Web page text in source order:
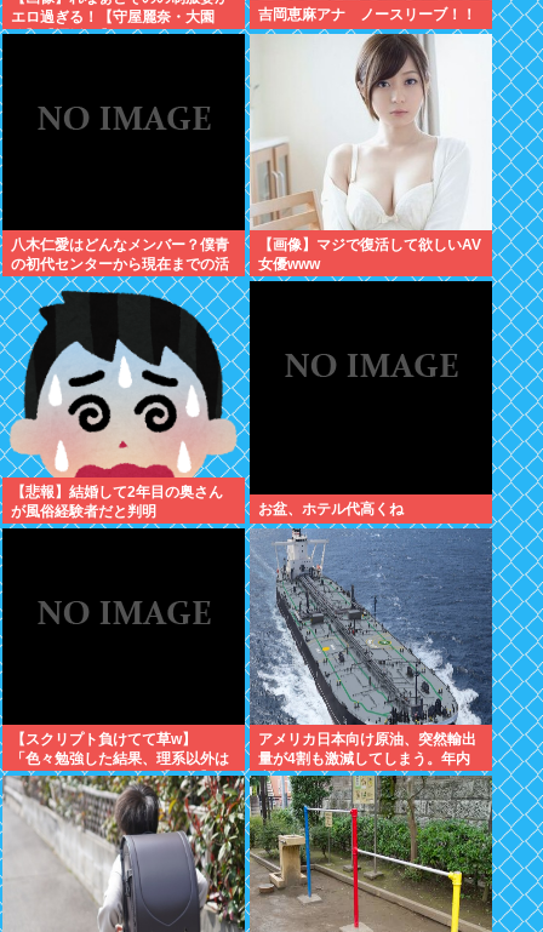
エロ過ぎる！【守屋麗奈・大園
玲】【櫻坂46】
吉岡恵麻アナ ノースリーブ！！
八木仁愛はどんなメンバー？僕青
の初代センターから現在までの活
動を紹介
【画像】マジで復活して欲しいAV
女優www
【悲報】結婚して2年目の奥さん
が風俗経験者だと判明
お盆、ホテル代高くね
【スクリプト負けてて草w】
「色々勉強した結果、理系以外は
エラー品だと気付いた【ガチ】」
について、もっと具体的に話そう
か
アメリカ日本向け原油、突然輸出
量が4割も激減してしまう。年内
高市ナフサ足りる予定が怪しくな
りはじめる